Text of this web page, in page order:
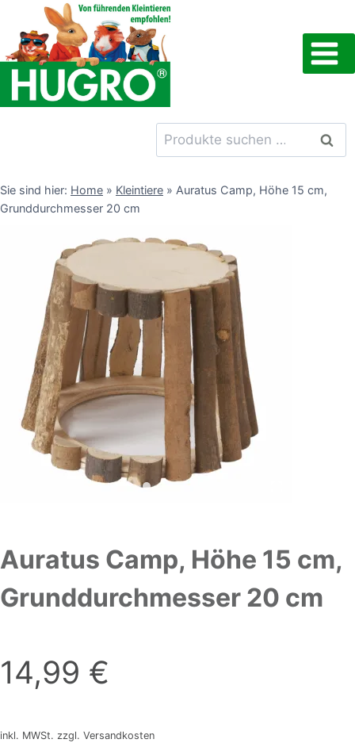
Inhalt
springen
Suchen
nach:
Sie sind hier: Home » Kleintiere » Auratus Camp, Höhe 15 cm,
Grunddurchmesser 20 cm
Auratus Camp, Höhe 15 cm,
Grunddurchmesser 20 cm
14,99 €
inkl. MWSt. zzgl. Versandkosten